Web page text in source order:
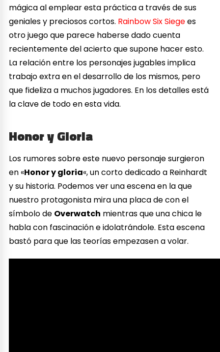
mágica al emplear esta práctica a través de sus
geniales y preciosos cortos. Rainbow Six Siegees
otro juego que parece haberse dado cuenta
recientemente del acierto que supone hacer esto.
La relación entre los personajes jugables implica
trabajo extra en el desarrollo de los mismos, pero
que fideliza a muchos jugadores. En los detalles está
la clave de todo en esta vida.
Honor y Gloria
Los rumores sobre este nuevo personaje surgieron
en «Honor y gloria«, un corto dedicado a Reinhardt
y su historia. Podemos ver una escena en la que
nuestro protagonista mira una placa de con el
símbolo de Overwatch mientras que una chica le
habla con fascinación e idolatrándole. Esta escena
bastó para que las teorías empezasen a volar.